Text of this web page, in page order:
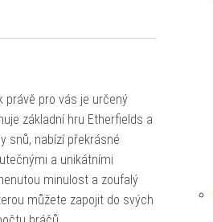
právě pro vás je určený
základní hru Etherfields a
snů, nabízí překrásné
a unikátními
minulost a zoufalý
můžete zapojit do svých